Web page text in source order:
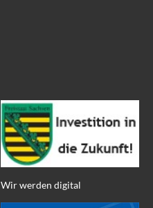
Wir werden digital